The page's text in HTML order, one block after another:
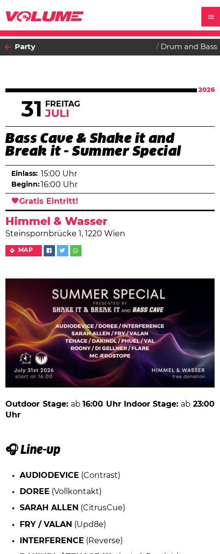
Party Drum and Bass
2026
31 FREITAG
JULI
Bass Cave & Shake it and
Break it - Summer Special
Himmel & Wasser
Steinspornbrücke 1, 1220 Wien
MAP
Einlass: 15:00 Uhr
Beginn: 16:00 Uhr
Gratis Eintritt!
Outdoor Stage: ab16:00 Uhr Indoor Stage: ab 23:00
Uhr
🎧 Line-up
AUDIODEVICE (Contrast)
DOREE (Vollkontakt)
SARAH ALLEN (CitrusCue)
FRY / VALAN (Upd8e)
INTERFERENCE (Reverse)